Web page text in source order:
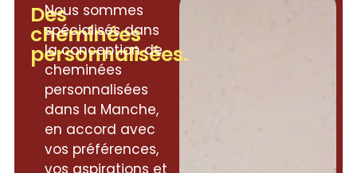
Des
cheminées
personnalisées.
Nous sommes
spécialisés dans
la conception de
cheminées
personnalisées
dans la Manche,
en accord avec
vos préférences,